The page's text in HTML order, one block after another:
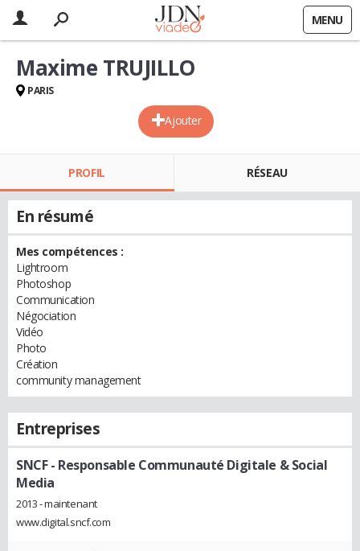
MENU
Ajouter
Maxime TRUJILLO
PARIS
PROFIL RÉSEAU
En résumé
Mes compétences :
Lightroom
Photoshop
Communication
Négociation
Vidéo
Photo
Création
community management
Entreprises
SNCF- Responsable Communauté Digitale & Social
Media
2013 - maintenant
www.digital.sncf.com